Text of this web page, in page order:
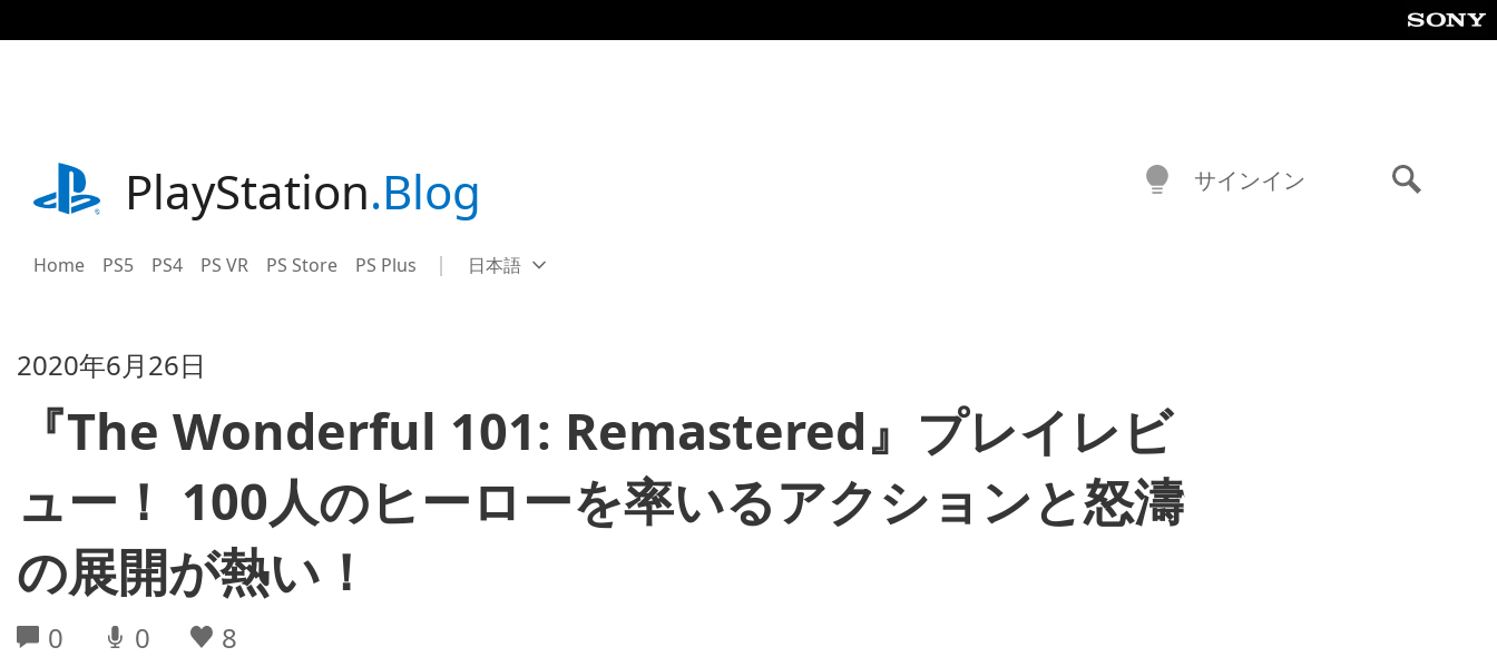
事
playstation.comPlayStation.Blog
Home PS5 PS4 PS VR PS Store PS Plus Select
Current
日本語
サインイン
2020年6月26日
『The Wonderful 101: Remastered』プレイレビ
ュー！ 100人のヒーローを率いるアクションと怒濤
の展開が熱い！
0 0 8